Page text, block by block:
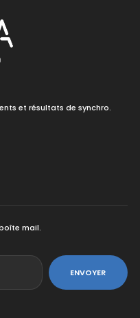
et résultats de synchro.
mail.
ENVOYER